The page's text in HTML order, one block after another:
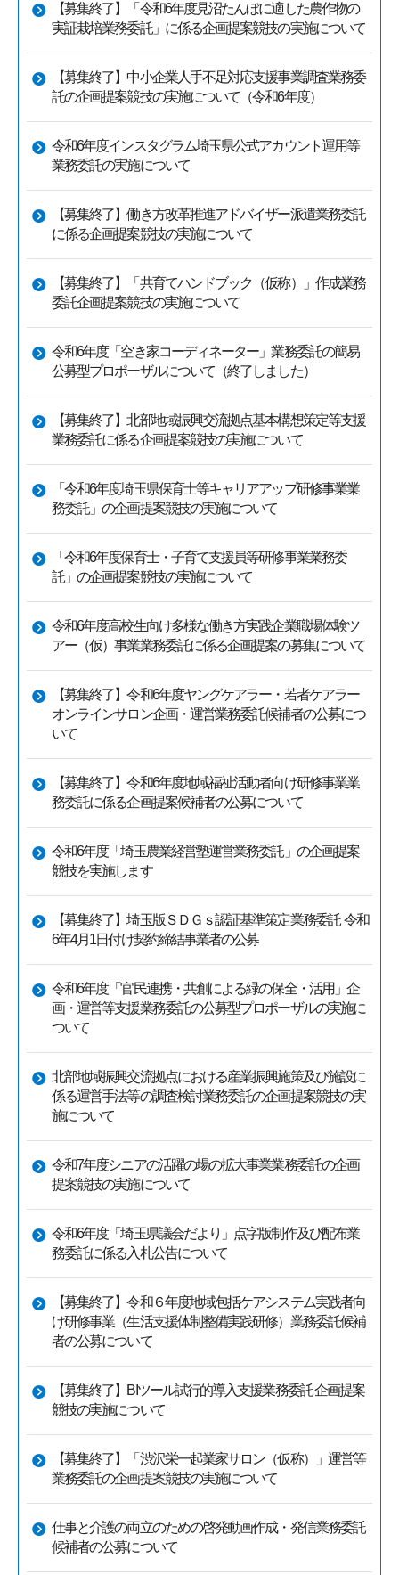
【募集終了】「令和6年度見沼たんぼに適した農作物の
実証栽培業務委託」に係る企画提案競技の実施について
【募集終了】中小企業人手不足対応支援事業調査業務委
託の企画提案競技の実施について（令和6年度）
令和6年度インスタグラム埼玉県公式アカウント運用等
業務委託の実施について
【募集終了】働き方改革推進アドバイザー派遣業務委託
に係る企画提案競技の実施について
【募集終了】「共育てハンドブック（仮称）」作成業務
委託企画提案競技の実施について
令和6年度「空き家コーディネーター」業務委託の簡易
公募型プロポーザルについて（終了しました）
【募集終了】北部地域振興交流拠点基本構想策定等支援
業務委託に係る企画提案競技の実施について
「令和6年度埼玉県保育士等キャリアアップ研修事業業
務委託」の企画提案競技の実施について
「令和6年度保育士・子育て支援員等研修事業業務委
託」の企画提案競技の実施について
令和6年度高校生向け多様な働き方実践企業職場体験ツ
アー（仮）事業業務委託に係る企画提案の募集について
【募集終了】令和6年度ヤングケアラー・若者ケアラー
オンラインサロン企画・運営業務委託候補者の公募につ
いて
【募集終了】令和6年度地域福祉活動者向け研修事業業
務委託に係る企画提案候補者の公募について
令和6年度「埼玉農業経営塾運営業務委託」の企画提案
競技を実施します
【募集終了】埼玉版ＳＤＧｓ認証基準策定業務委託 令和
6年4月1日付け契約締結事業者の公募
令和6年度「官民連携・共創による緑の保全・活用」企
画・運営等支援業務委託の公募型プロポーザルの実施に
ついて
北部地域振興交流拠点における産業振興施策及び施設に
係る運営手法等の調査検討業務委託の企画提案競技の実
施について
令和7年度シニアの活躍の場の拡大事業業務委託の企画
提案競技の実施について
令和6年度「埼玉県議会だより」点字版制作及び配布業
務委託に係る入札公告について
【募集終了】令和６年度地域包括ケアシステム実践者向
け研修事業（生活支援体制整備実践研修）業務委託候補
者の公募について
【募集終了】BIツール試行的導入支援業務委託 企画提案
競技の実施について
【募集終了】「渋沢栄一起業家サロン（仮称）」運営等
業務委託の企画提案競技の実施について
仕事と介護の両立のための啓発動画作成・発信業務委託
候補者の公募について